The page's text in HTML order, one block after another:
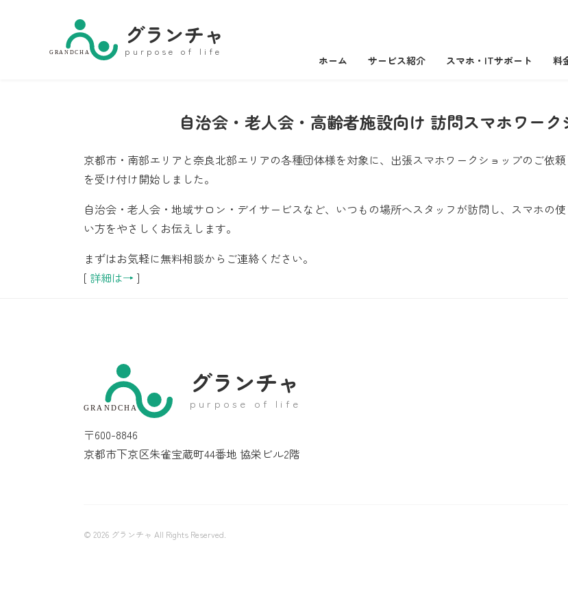
GRANDCHA
グランチャ
purpose of life
ホーム サービス紹介 スマホ・ITサポート 料
自治会・老人会・高齢者施設向け 訪問スマホワーク
京都市・南部エリアと奈良北部エリアの各種団体様を対象に、出張スマホワークショップのご依頼
を受け付け開始しました。
自治会・老人会・地域サロン・デイサービスなど、いつもの場所へスタッフが訪問し、スマホの使
い方をやさしくお伝えします。
まずはお気軽に無料相談からご連絡ください。
[ 詳細は→ ]
GRANDCHA
グランチャ
purpose of life
〒600-8846
京都市下京区朱雀宝蔵町44番地 協栄ビル2階
© 2026 グランチャ All Rights Reserved.